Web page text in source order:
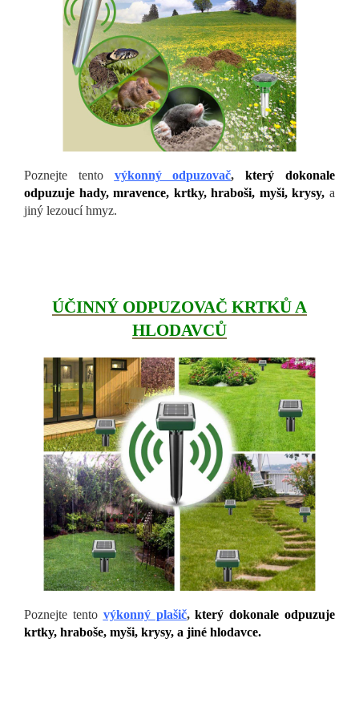
Poznejte tento výkonný odpuzovač,který dokonale
odpuzuje hady, mravence, krtky, hraboši, myši, krysy, a
jiný lezoucí hmyz.
ÚČINNÝ ODPUZOVAČ KRTKŮ A
HLODAVCŮ
Poznejte tento výkonný plašič,který dokonale odpuzuje
krtky, hraboše, myši, krysy, a jiné hlodavce.